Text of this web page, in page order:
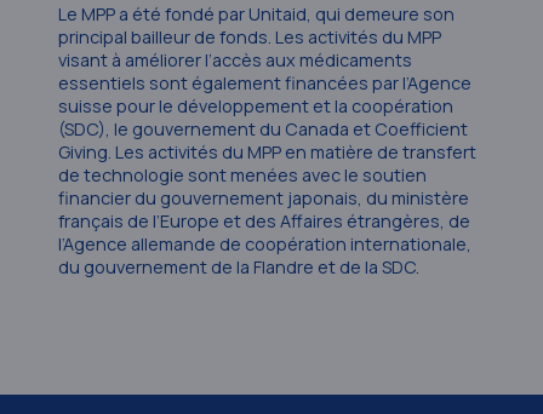
Le MPP a été fondé par Unitaid, qui demeure son
principal bailleur de fonds. Les activités du MPP
visant à améliorer l’accès aux médicaments
essentiels sont également financées par l’Agence
suisse pour le développement et la coopération
(SDC), le gouvernement du Canada et Coefficient
Giving. Les activités du MPP en matière de transfert
de technologie sont menées avec le soutien
financier du gouvernement japonais, du ministère
français de l’Europe et des Affaires étrangères, de
l’Agence allemande de coopération internationale,
du gouvernement de la Flandre et de la SDC.